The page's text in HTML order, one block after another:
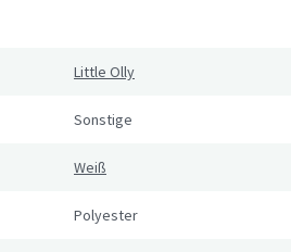
Little Olly
Sonstige
Weiß
Polyester